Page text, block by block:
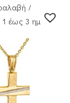
/
έως 3 ημέρες